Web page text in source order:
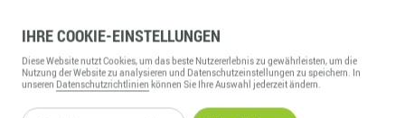
IHRECOOKIE-EINSTELLUNGEN
DieseWebsitenutzt Cookies, um das beste Nutzererlebnis zu gewährleisten, um die
Nutzung derWebsitezu analysieren und Datenschutzeinstellungen zu speichern. In
unseren Datenschutzrichtlinien können Sie Ihre Auswahl jederzeit ändern.